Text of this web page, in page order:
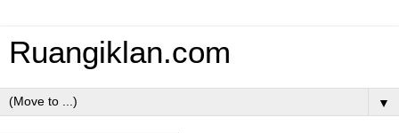
Ruangiklan.com
▼